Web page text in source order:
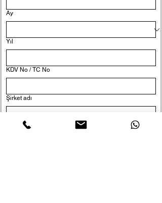
Ay
Yıl
KDV No / TC No
Şirket adı
Pozisyon